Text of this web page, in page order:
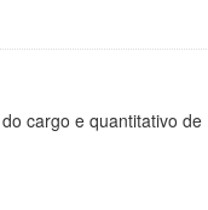
cargo e quantitativo de